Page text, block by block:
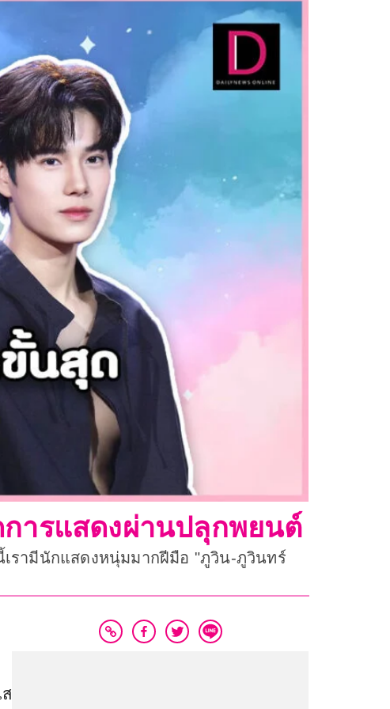
ารแสดงผ่านปลุกพยนต์
รามีนักแสดงหนุ่มมากฝีมือ "ภูวิน-ภูวินทร์